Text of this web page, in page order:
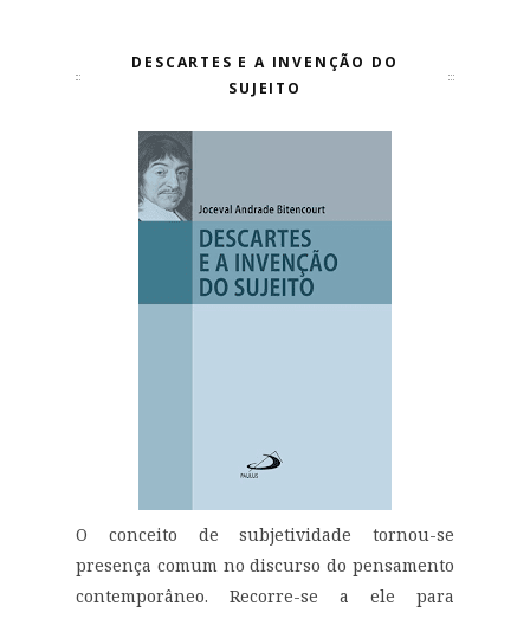
DESCARTES E A INVENÇÃO DO
SUJEITO
O conceito de subjetividade tornou-se
presença comum no discurso do pensamento
contemporâneo. Recorre-se a ele para